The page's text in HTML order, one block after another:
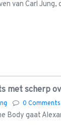
van Carl
met scherp
0 Comments
Body gaat